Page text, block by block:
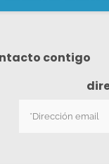
contigo